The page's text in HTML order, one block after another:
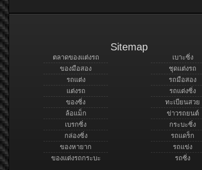
Sitemap
ตลาดของแต่งรถ
ของมือสอง
รถแต่ง
แต่งรถ
ของซิ่ง
ล้อแม็ก
เบรกซิ่ง
กล่องซิ่ง
ของหายาก
ของแต่งรถกระบะ
เบาะซิ่ง
ชุดแต่งรถ
รถมือสอง
รถแต่งซิ่ง
ทะเบียนสวย
ข่าวรถยนต์
กระบะซิ่ง
รถแดร็ก
รถแข่ง
รถซิ่ง